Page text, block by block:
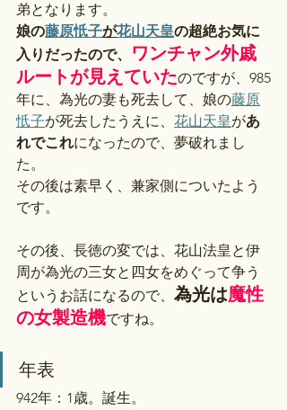
弟となります。
娘の藤原忯子が花山天皇の超絶お気に
入りだったので、
ワンチャン外戚
ルートが見えていたのですが、985
年に、為光の妻も死去して、娘の藤原
忯子が死去したうえに、 花山天皇があ
れでこれになったので、夢破れまし
た。
その後は素早く、兼家側についたよう
です。
その後、長徳の変では、花山法皇と伊
周が為光の三女と四女をめぐって争う
というお話になるので、 為光は魔性
の女製造機ですね。
年表
942年：1歳。誕生。